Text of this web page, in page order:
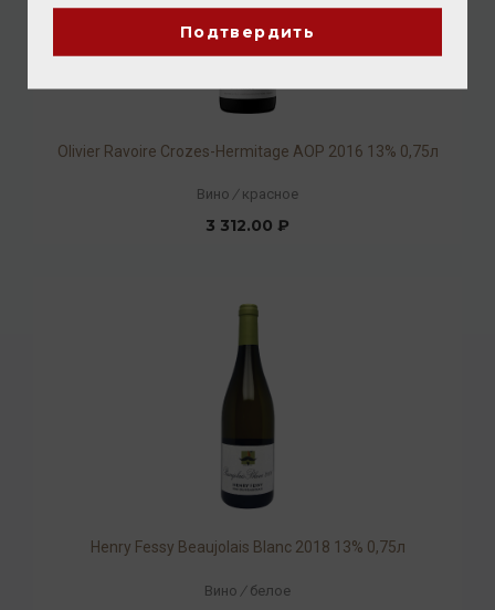
Olivier Ravoire Crozes-Hermitage AOP 2016 13% 0,75л
Вино / красное
3 312.00 ₽
Henry Fessy Beaujolais Blanc 2018 13% 0,75л
Вино / белое
Подтвердить